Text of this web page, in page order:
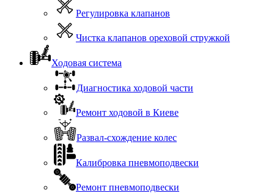
Регулировка клапанов
Чистка клапанов ореховой стружкой
Ходовая система
Диагностика ходовой части
Ремонт ходовой в Киеве
Развал-схождение колес
Калибровка пневмоподвески
Ремонт пневмоподвески